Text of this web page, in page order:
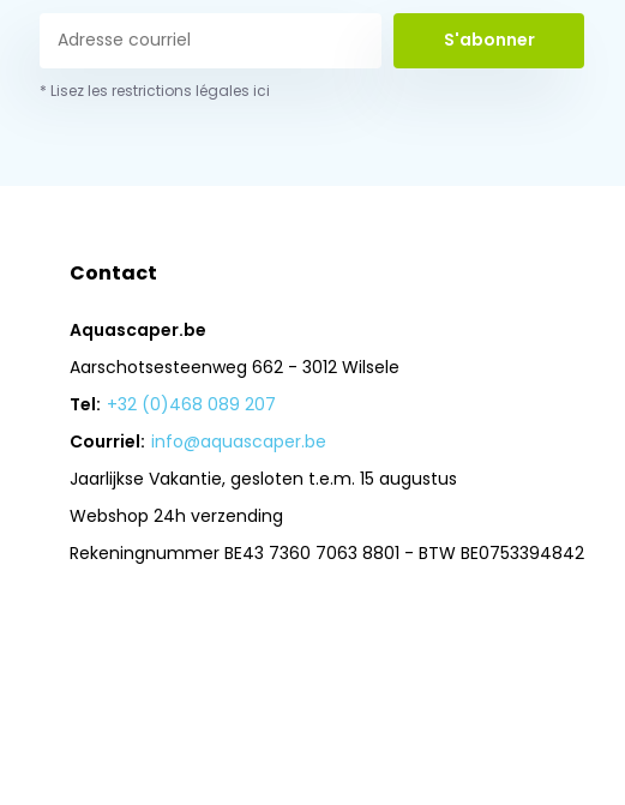
S'abonner
* Lisez les restrictions légales ici
Contact
Aquascaper.be
Aarschotsesteenweg 662 - 3012 Wilsele
Tel: +32 (0)468 089 207
Courriel: info@aquascaper.be
Jaarlijkse Vakantie, gesloten t.e.m. 15 augustus
Webshop 24h verzending
Rekeningnummer BE43 7360 7063 8801 - BTW BE0753394842